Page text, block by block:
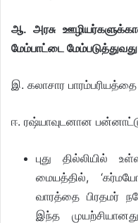
ஆ. அரசு
மேம்பாட்டை மேம்படுத்துவது
இ. கலாசார
ஈ. ரஷ்யாவுடனான
புது தில்லியில்
மையத்தில்,
வாரத்தை பிரதமர்
இந்த